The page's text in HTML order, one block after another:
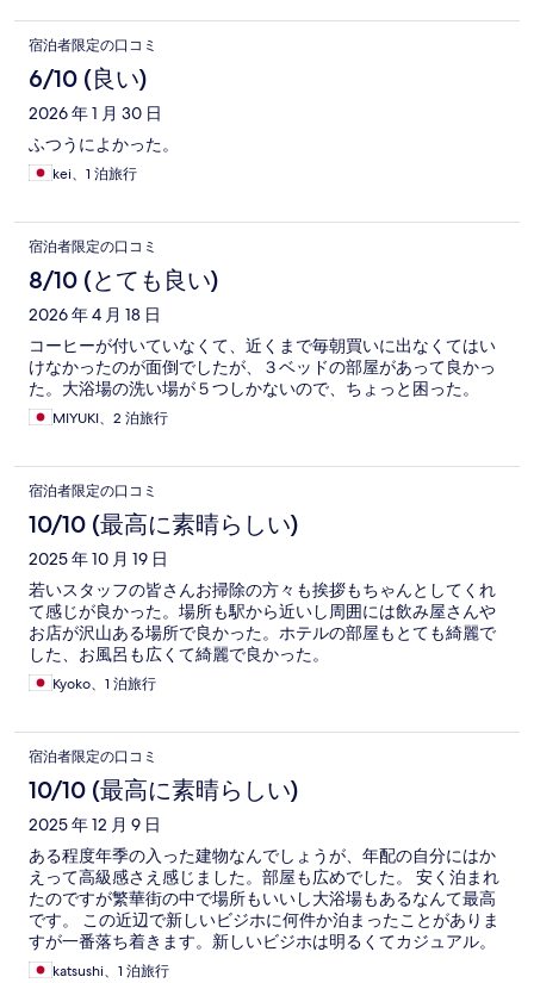
宿泊者限定の口コミ
6/10 (良い)
2026 年 1 月 30 日
ふつうによかった。
kei、1 泊旅行
宿泊者限定の口コミ
8/10 (とても良い)
2026 年 4 月 18 日
コーヒーが付いていなくて、近くまで毎朝買いに出なくてはい
けなかったのが面倒でしたが、３ベッドの部屋があって良かっ
た。大浴場の洗い場が５つしかないので、ちょっと困った。
MIYUKI、2 泊旅行
宿泊者限定の口コミ
10/10 (最高に素晴らしい)
2025 年 10 月 19 日
若いスタッフの皆さんお掃除の方々も挨拶もちゃんとしてくれ
て感じが良かった。場所も駅から近いし周囲には飲み屋さんや
お店が沢山ある場所で良かった。ホテルの部屋もとても綺麗で
した、お風呂も広くて綺麗で良かった。
Kyoko、1 泊旅行
宿泊者限定の口コミ
10/10 (最高に素晴らしい)
2025 年 12 月 9 日
ある程度年季の入った建物なんでしょうが、年配の自分にはか
えって高級感さえ感じました。部屋も広めでした。 安く泊まれ
たのですが繁華街の中で場所もいいし大浴場もあるなんて最高
です。 この近辺で新しいビジホに何件か泊まったことがありま
すが一番落ち着きます。新しいビジホは明るくてカジュアル。
に対してこのホテルは落ち着いた安心感があるという感じです
katsushi、1 泊旅行